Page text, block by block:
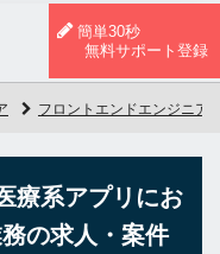
簡単30秒
無料サポート登録
フロントエンドエンジニア
療系アプリにお
の求人・案件